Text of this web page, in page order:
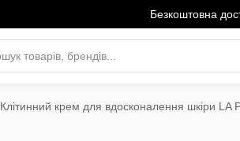
Безкоштовна
Клітинний крем для вдосконалення шкіри